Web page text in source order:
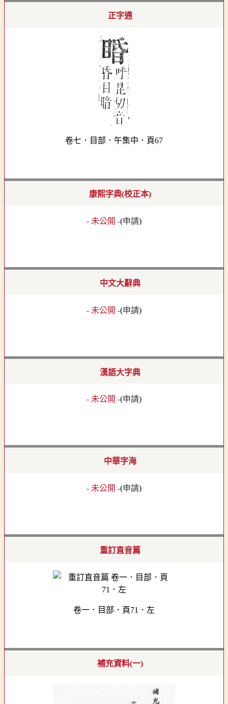
正字通
卷七．目部．午集中．頁67
康熙字典(校正本)
- 未公開 -(申請)
中文大辭典
- 未公開 -(申請)
漢語大字典
- 未公開 -(申請)
中華字海
- 未公開 -(申請)
重訂直音篇
卷一．目部．頁71．左
補充資料(一)